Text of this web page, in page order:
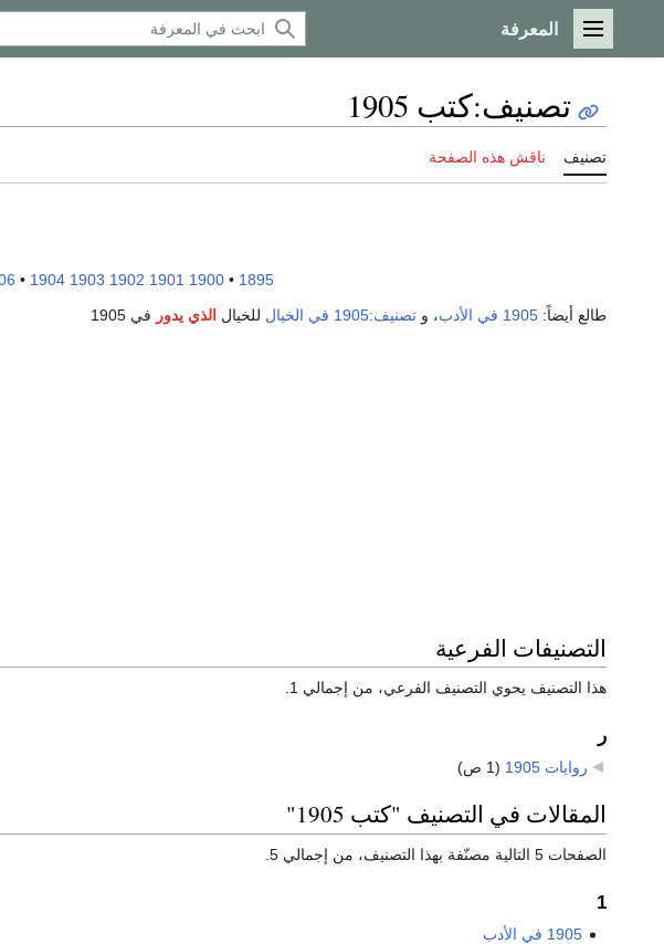
القائمة الرئيسية
المعرفة
تصنيف:كتب 1905
تصنيف ناقش هذه الصفحة
1895
•
1900
1901
1902
1903
1904
•
طالع أيضاً: 1905 في الأدب ، و تصنيف:1905 في الخيال للخيال الذي يدور في 1905
التصنيفات الفرعية
هذا التصنيف يحوي التصنيف الفرعي، من إجمالي 1.
ر
روايات 1905 (1 ص)
المقالات في التصنيف "كتب 1905"
الصفحات 5 التالية مصنّفة بهذا التصنيف، من إجمالي 5.
1
1905 في الأدب